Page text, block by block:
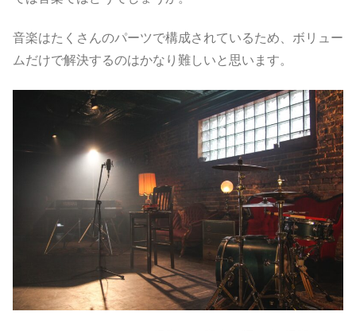
音楽はたくさんのパーツで構成されているため、ボリュー
ムだけで解決するのはかなり難しいと思います。